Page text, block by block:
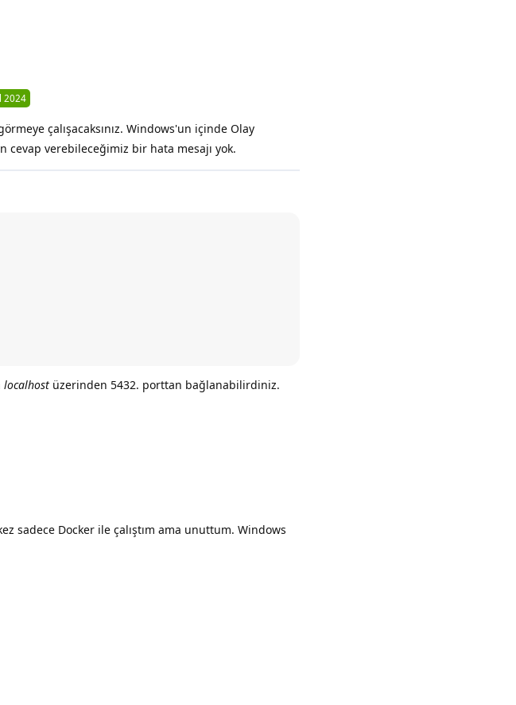
2024
çalışacaksınız. Windows'un içinde Olay
cevap verebileceğimiz bir hata mesajı yok.
localhost üzerinden 5432. porttan bağlanabilirdiniz.
sadece Docker ile çalıştım ama unuttum. Windows